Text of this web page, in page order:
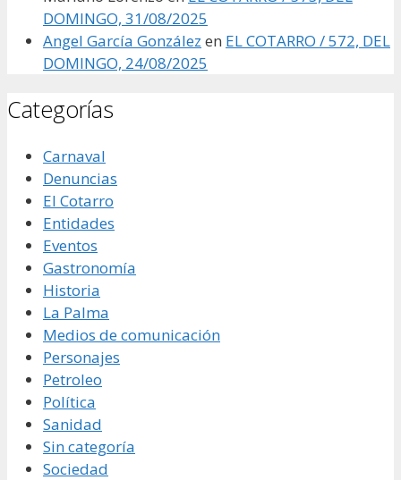
DOMINGO, 31/08/2025
Angel García González en EL COTARRO / 572, DEL
DOMINGO, 24/08/2025
Categorías
Carnaval
Denuncias
El Cotarro
Entidades
Eventos
Gastronomía
Historia
La Palma
Medios de comunicación
Personajes
Petroleo
Política
Sanidad
Sin categoría
Sociedad